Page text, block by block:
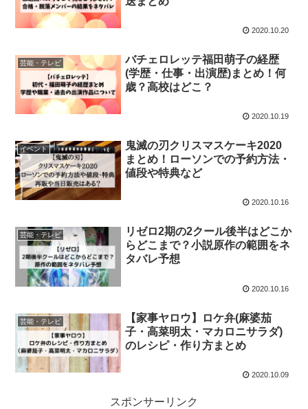
2020.10.20
芸能・テレビ
バチェロレッテ福田萌子の経歴
(学歴・仕事・出演歴)まとめ！何
歳？高校はどこ？
2020.10.19
イベント
鬼滅の刃クリスマスケーキ2020
まとめ！ローソンでの予約方法・
値段や特典など
2020.10.16
芸能・テレビ
リゼロ2期の2クール後半はどこか
らどこまで？小説原作の範囲をネ
タバレ予想
2020.10.16
芸能・テレビ
【家事ヤロウ】ロケ弁(麻婆茄
子・高菜明太・マカロニサラダ)
のレシピ・作り方まとめ
2020.10.09
スポンサーリンク